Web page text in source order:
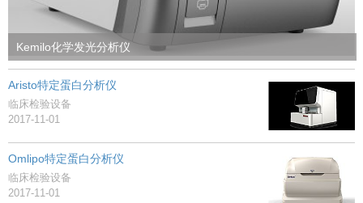
Kemilo化学发光分析仪
Aristo特定蛋白分析仪
临床检验设备
2017-11-01
Omlipo特定蛋白分析仪
临床检验设备
2017-11-01